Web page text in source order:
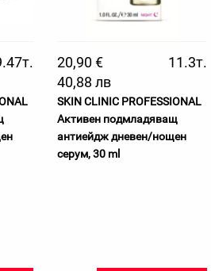
20,90 €
11.3т.
40,88 лв
SKIN CLINIC PROFESSIONAL
Активен подмладяващ
антиейдж дневен/нощен
серум, 30 ml